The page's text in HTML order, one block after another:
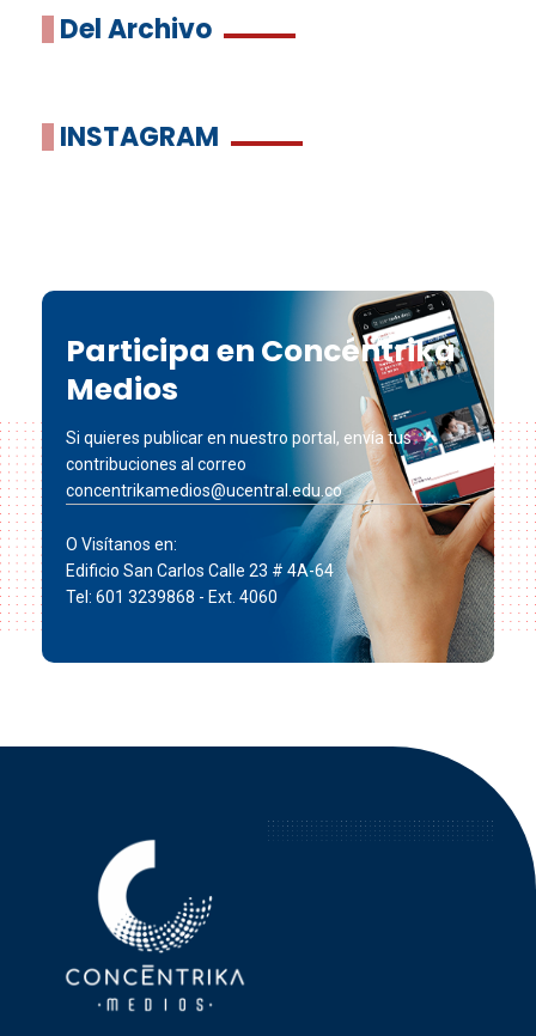
Del Archivo
INSTAGRAM
Participa en Concéntrika
Medios
Si quieres publicar en nuestro portal, envía tus
contribuciones al correo
concentrikamedios@ucentral.edu.co
O Visítanos en:
Edificio San Carlos Calle 23 # 4A-64
Tel: 601 3239868 - Ext. 4060